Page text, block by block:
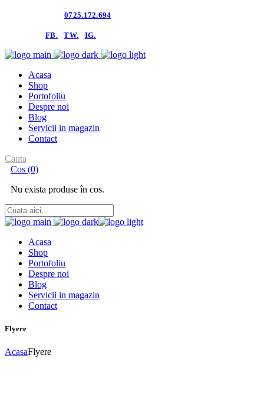
0725.172.694
FB. TW. IG.
Acasa
Shop
Portofoliu
Despre noi
Blog
Servicii in magazin
Contact
Cauta
Cos (0)
Nu exista produse în cos.
Acasa
Shop
Portofoliu
Despre noi
Blog
Servicii in magazin
Contact
Flyere
AcasaFlyere